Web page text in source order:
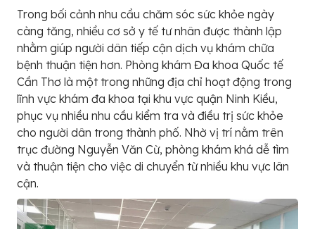
Trong bối cảnh nhu cầu chăm sóc sức khỏe ngày
càng tăng, nhiều cơ sở y tế tư nhân được thành lập
nhằm giúp người dân tiếp cận dịch vụ khám chữa
bệnh thuận tiện hơn. Phòng khám Đa khoa Quốc tế
Cần Thơ là một trong những địa chỉ hoạt động trong
lĩnh vực khám đa khoa tại khu vực quận Ninh Kiều,
phục vụ nhiều nhu cầu kiểm tra và điều trị sức khỏe
cho người dân trong thành phố. Nhờ vị trí nằm trên
trục đường Nguyễn Văn Cừ, phòng khám khá dễ tìm
và thuận tiện cho việc di chuyển từ nhiều khu vực lân
cận.